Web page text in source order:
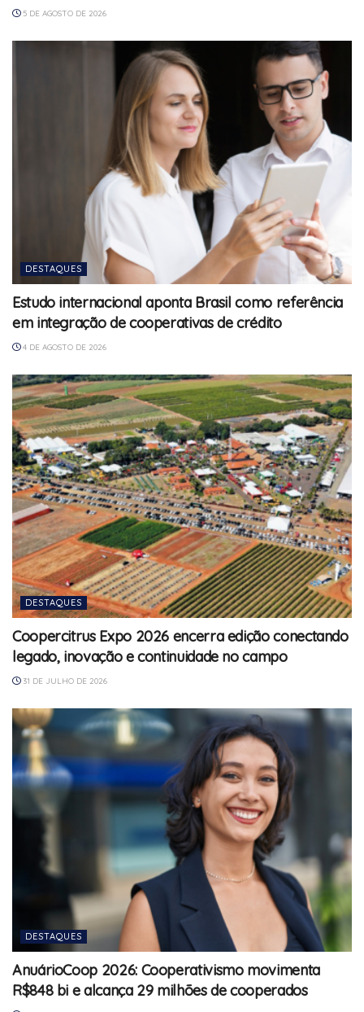
5 DE AGOSTO DE 2026
DESTAQUES
Estudo internacional aponta Brasil como referência
em integração de cooperativas de crédito
4 DE AGOSTO DE 2026
DESTAQUES
Coopercitrus Expo 2026 encerra edição conectando
legado, inovação e continuidade no campo
31 DE JULHO DE 2026
DESTAQUES
AnuárioCoop 2026: Cooperativismo movimenta
R$848 bi e alcança 29 milhões de cooperados